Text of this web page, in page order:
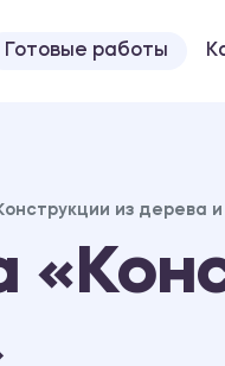
Готовые работы
из дерева